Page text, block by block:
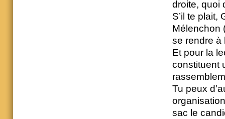
droite, quoi
S’il te plait,
Mélenchon
se rendre à
Et pour la
constituent
Tu peux
sac le